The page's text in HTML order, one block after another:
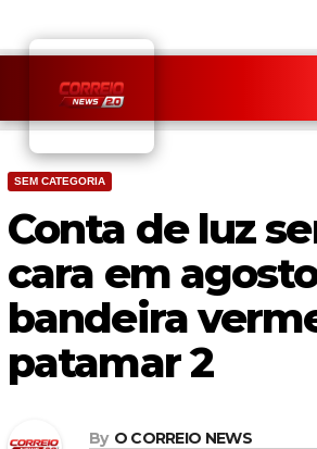
content
SEM CATEGORIA
Conta de luz
cara em
bandeira
patamar 2
By O CORREIO NEWS